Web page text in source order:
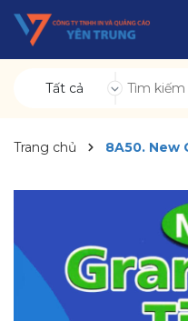
Tất cả
Trang chủ 8A50. New